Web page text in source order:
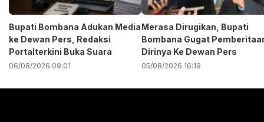
Bupati Bombana Adukan Media
ke Dewan Pers, Redaksi
Portalterkini Buka Suara
06/08/2026 09:01
Merasa Dirugikan, Bupati
Bombana Gugat
Dirinya Ke Dewan Pers
05/08/2026 16:19